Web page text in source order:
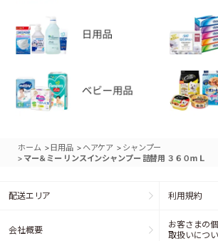
ホーム > 日用品 > ヘアケア > シャンプー
> マー＆ミー リンスインシャンプー 詰替用 ３６０ｍＬ
配送エリア 利用規約
会社概要
お客さまの
取扱いにつ